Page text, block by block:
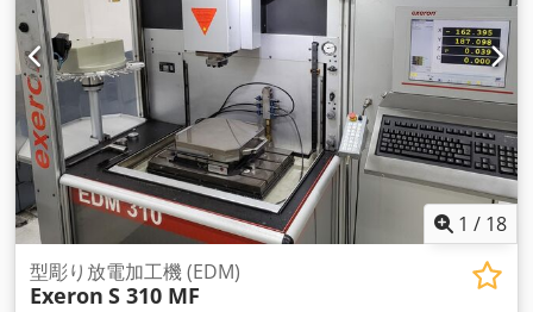
1 / 18
型彫り放電加工機 (EDM)
Exeron S 310 MF